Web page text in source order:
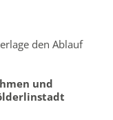
den Ablauf
und